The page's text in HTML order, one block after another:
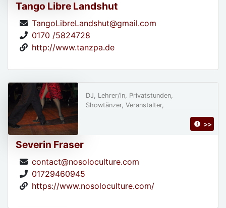
Tango Libre Landshut
TangoLibreLandshut@gmail.com
0170 /5824728
http://www.tanzpa.de
Severin Fraser
contact@nosoloculture.com
01729460945
https://www.nosoloculture.com/
DJ, Lehrer/in, Privatstunden,
Showtänzer, Veranstalter,
>>